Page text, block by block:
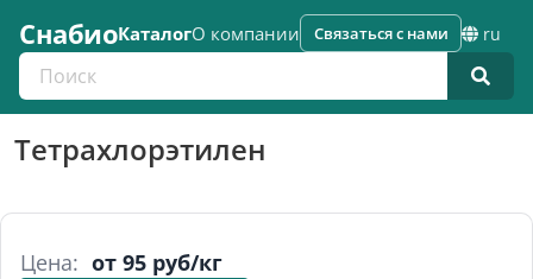
СнабиоКаталогО компании
Поиск по каталогу
Связаться с нами ru
Тетрахлорэтилен
Цена: от 95 руб/кг